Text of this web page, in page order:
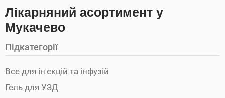
Лікарняний асортимент у
Мукачево
Підкатегорії
Все для ін'єкцій та інфузій
Гель для УЗД